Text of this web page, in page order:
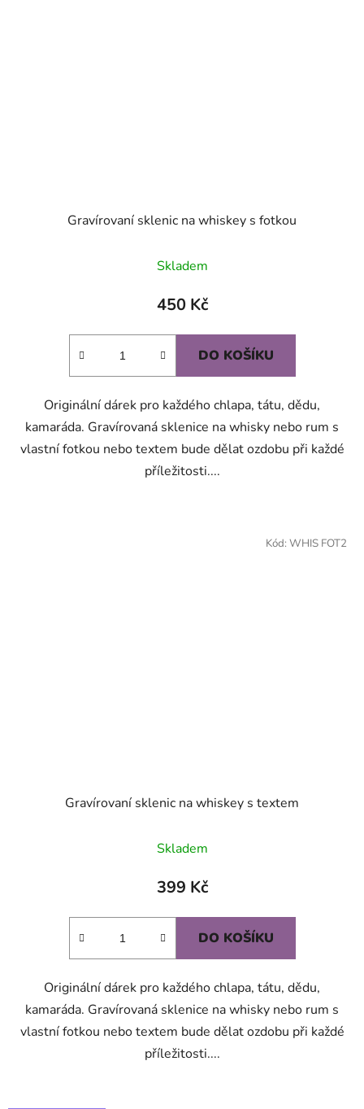
Gravírovaní sklenic na whiskey s fotkou
Skladem
450 Kč
DO KOŠÍKU
Originální dárek pro každého chlapa, tátu, dědu,
kamaráda. Gravírovaná sklenice na whisky nebo rum s
vlastní fotkou nebo textem bude dělat ozdobu při každé
příležitosti....
Gravírovaní sklenic na whiskey s textem
hodnocení
produktu
5,0
hvězdiček.
Skladem
399 Kč
DO KOŠÍKU
Originální dárek pro každého chlapa, tátu, dědu,
kamaráda. Gravírovaná sklenice na whisky nebo rum s
vlastní fotkou nebo textem bude dělat ozdobu při každé
příležitosti....
Kód: WHIS FOT2